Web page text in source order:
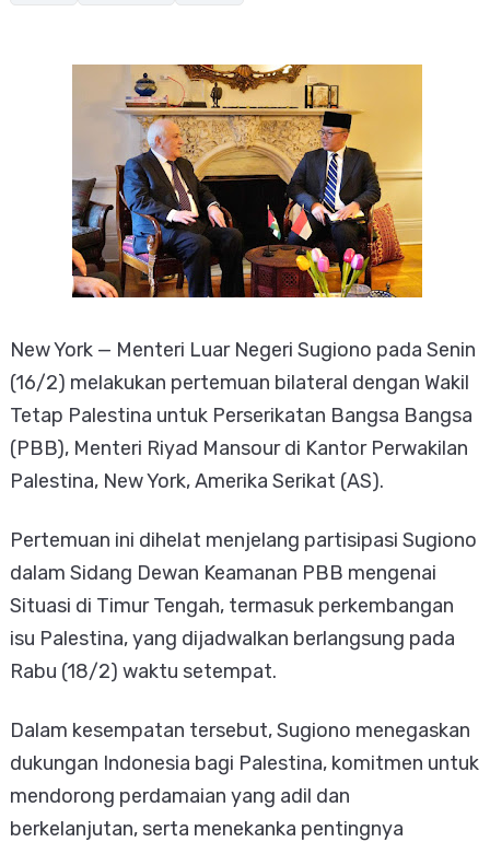
A- A+
New York — Menteri Luar Negeri Sugiono pada Senin
(16/2) melakukan pertemuan bilateral dengan Wakil
Tetap Palestina untuk Perserikatan Bangsa Bangsa
(PBB), Menteri Riyad Mansour di Kantor Perwakilan
Palestina, New York, Amerika Serikat (AS).
Pertemuan ini dihelat menjelang partisipasi Sugiono
dalam Sidang Dewan Keamanan PBB mengenai
Situasi di Timur Tengah, termasuk perkembangan
isu Palestina, yang dijadwalkan berlangsung pada
Rabu (18/2) waktu setempat.
Dalam kesempatan tersebut, Sugiono menegaskan
dukungan Indonesia bagi Palestina, komitmen untuk
mendorong perdamaian yang adil dan
berkelanjutan, serta menekanka pentingnya